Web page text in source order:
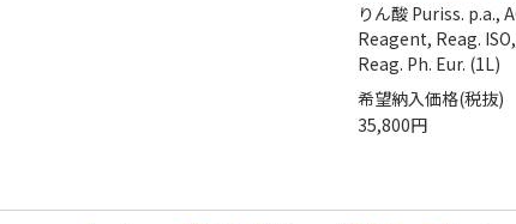
りん酸 Puriss. p.a.,
Reagent, Reag. ISO,
Reag. Ph. Eur. (1L)
希望納入価格(税抜)
35,800円